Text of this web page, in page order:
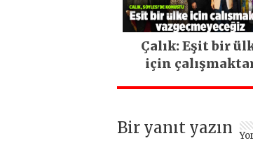
Çalık: Eşit bir
için
Bir yanıt yazın